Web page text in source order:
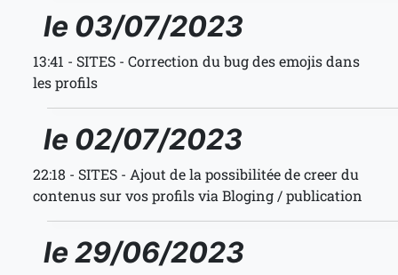
le 03/07/2023
13:41 - SITES - Correction du bug des emojis dans
les profils
le 02/07/2023
22:18 - SITES - Ajout de la possibilitée de creer du
contenus sur vos profils via Bloging / publication
le 29/06/2023